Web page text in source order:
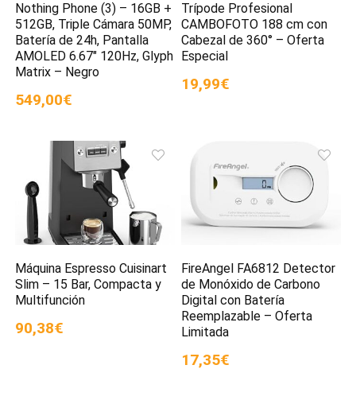
Nothing Phone (3) – 16GB +
512GB, Triple Cámara 50MP,
Batería de 24h, Pantalla
AMOLED 6.67″ 120Hz, Glyph
Matrix – Negro
549,00€
Trípode Profesional
CAMBOFOTO 188 cm con
Cabezal de 360° – Oferta
Especial
19,99€
Máquina Espresso Cuisinart
Slim – 15 Bar, Compacta y
Multifunción
90,38€
FireAngel FA6812 Detector
de Monóxido de Carbono
Digital con Batería
Reemplazable – Oferta
Limitada
17,35€